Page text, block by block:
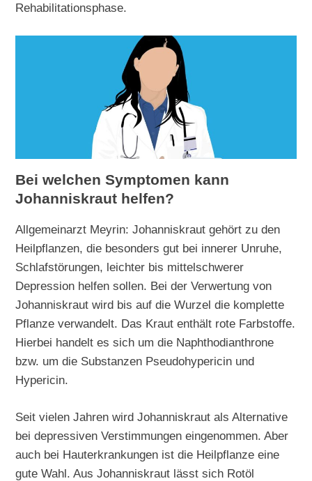
Rehabilitationsphase.
Bei welchen Symptomen kann
Johanniskraut helfen?
Allgemeinarzt Meyrin: Johanniskraut gehört zu den
Heilpflanzen, die besonders gut bei innerer Unruhe,
Schlafstörungen, leichter bis mittelschwerer
Depression helfen sollen. Bei der Verwertung von
Johanniskraut wird bis auf die Wurzel die komplette
Pflanze verwandelt. Das Kraut enthält rote Farbstoffe.
Hierbei handelt es sich um die Naphthodianthrone
bzw. um die Substanzen Pseudohypericin und
Hypericin.
Seit vielen Jahren wird Johanniskraut als Alternative
bei depressiven Verstimmungen eingenommen. Aber
auch bei Hauterkrankungen ist die Heilpflanze eine
gute Wahl. Aus Johanniskraut lässt sich Rotöl